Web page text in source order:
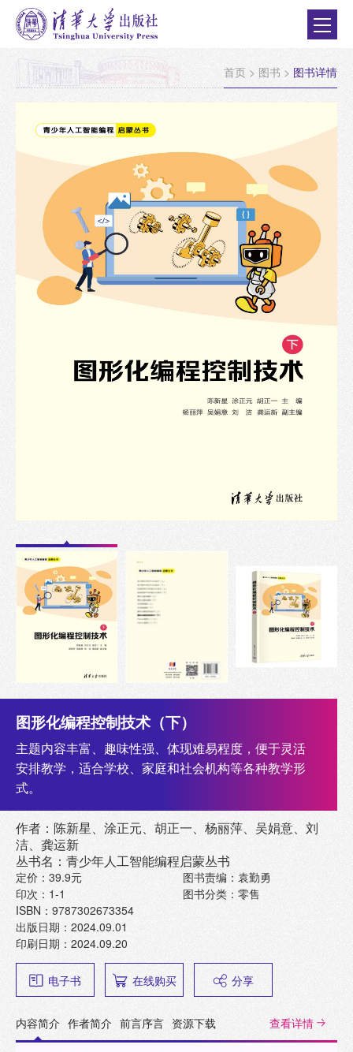
首页 > 图书 > 图书详情
图形化编程控制技术（下）
主题内容丰富、趣味性强、体现难易程度，便于灵活
安排教学，适合学校、家庭和社会机构等各种教学形
式。
作者：陈新星、涂正元、胡正一、杨丽萍、吴娟意、刘
洁、龚运新
丛书名：青少年人工智能编程启蒙丛书
定价：39.9元
印次：1-1
ISBN：9787302673354
出版日期：2024.09.01
印刷日期：2024.09.20
图书责编：袁勤勇
图书分类：零售
电子书 在线购买 分享
内容简介 作者简介 前言序言 资源下载 查看详情